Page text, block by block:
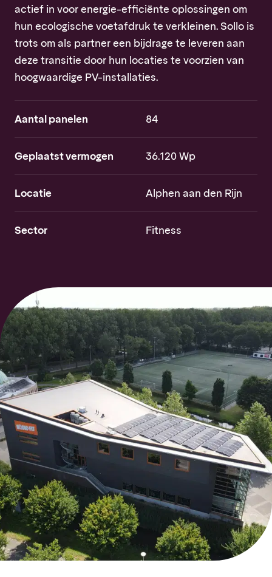
actief in voor energie-efficiënte oplossingen om
hun ecologische voetafdruk te verkleinen. Sollo is
trots om als partner een bijdrage te leveren aan
deze transitie door hun locaties te voorzien van
hoogwaardige PV-installaties.
Aantal panelen 84
Geplaatst vermogen 36.120 Wp
Locatie Alphen aan den Rijn
Sector Fitness